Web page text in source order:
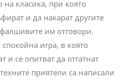
на класика, при която
и да накарат другите
им отговори.
спокойна игра, в която
и се опитват да отгатнат
приятели са написали